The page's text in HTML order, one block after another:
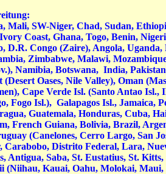
Mali, SW-Niger, Chad, Sudan,
Coast, Ghana, Togo, Benin,
D.R. Congo (Zaire), Angola,
Zimbabwe, Malawi,
Namibia, Botswana, India,
Oases, Nile Valley), Oman
Cape Verde Isl. (Santo Antao Isl.,
Fogo Isl.), Galapagos Isl., Jamaica,
Guatemala, Honduras, Cuba,
French Guiana, Bolivia, Brazil,
(Canelones, Cerro Largo, San
Carabobo, Distrito Federal, Lara,
Antigua, Saba, St. Eustatius, St.
(Niihau, Kauai, Oahu, Molokai, Maui,